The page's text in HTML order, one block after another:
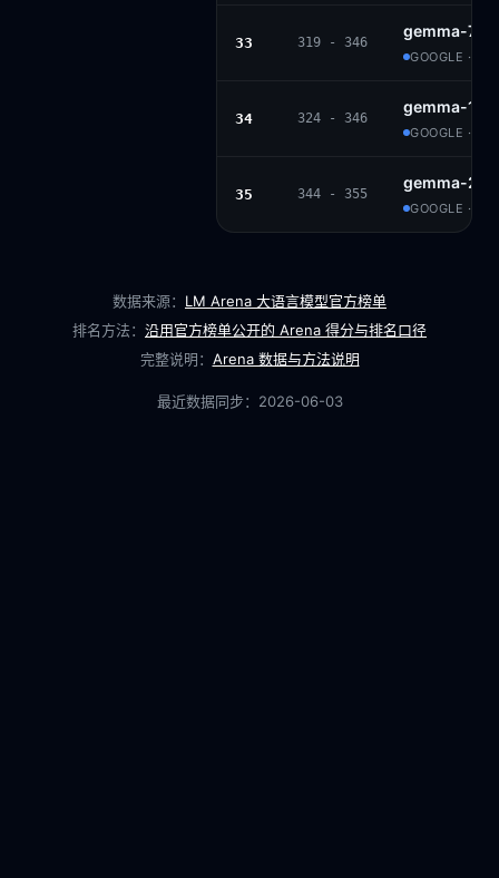
33 319 - 346
gemma-7b-
GOOGLE ·
34 324 - 346
gemma-
GOOGLE ·
35 344 - 355
gemma-
GOOGLE ·
数据来源： LM Arena 大语言模型官方榜单
排名方法： 沿用官方榜单公开的 Arena 得分与排名口径
完整说明： Arena 数据与方法说明
最近数据同步： 2026-06-03